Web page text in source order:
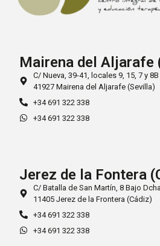
Mairena del Aljarafe
C/ Nueva, 39-41, locales 9, 15, 7 y 8B
41927 Mairena del Aljarafe (Sevilla)
+34 691 322 338
+34 691 322 338
Jerez de la Fontera
C/ Batalla de San Martín, 8 Bajo Dcha.
11405 Jerez de la Frontera (Cádiz)
+34 691 322 338
+34 691 322 338